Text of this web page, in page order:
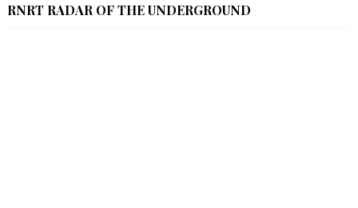
RNRT RADAR OF THE UNDERGROUND